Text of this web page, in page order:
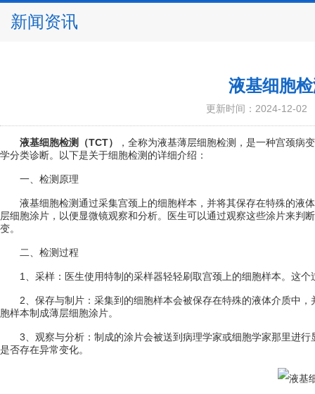
新闻资讯
液基细胞
更新时间：2024-12-02
液基细胞检测（TCT）
，全称为液基薄层细胞检测，是一种宫颈病
学分类诊断。以下是关于细胞检测的详细介绍：
一、检测原理
液基细胞检测通过采集宫颈上的细胞样本，并将其保存在特殊的液
层细胞涂片，以便显微镜观察和分析。医生可以通过观察这些涂片来
变。
二、检测过程
1、采样：医生使用特制的采样器轻轻刷取宫颈上的细胞样本。这个
2、保存与制片：采集到的细胞样本会被保存在特殊的液体介质中，
胞样本制成薄层细胞涂片。
3、观察与分析：制成的涂片会被送到病理学家或细胞学家那里进行
是否存在异常变化。